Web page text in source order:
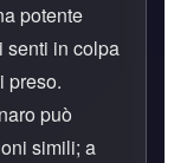
potente
senti in colpa
preso.
può
simili; a